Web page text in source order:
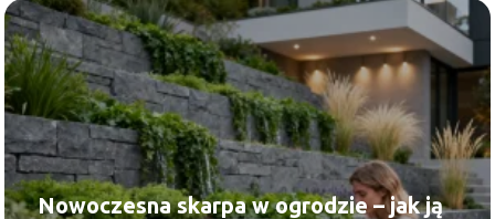
Nowoczesna skarpa w ogrodzie – jak ją